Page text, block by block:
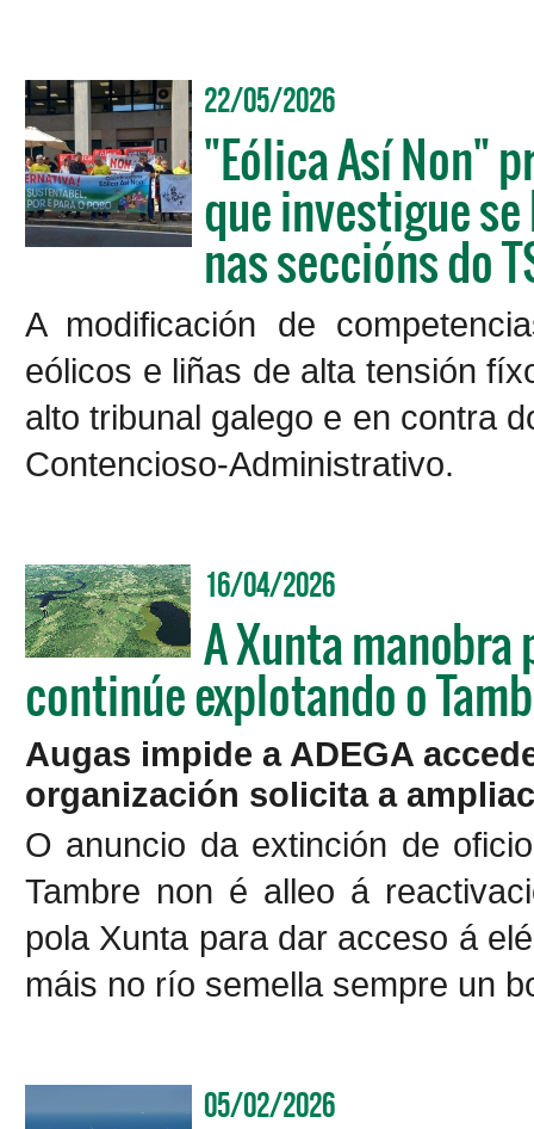
22/05/2026
"Eólica Así Non"
que investigue
nas seccións do
A modificación de
eólicos e liñas de alta tensión
alto tribunal galego e en contra
Contencioso-Administrativo.
16/04/2026
A Xunta
continúe explotando o
Augas impide a ADEGA
organización solicita a
O anuncio da extinción de
Tambre non é alleo á
pola Xunta para dar acceso á
máis no río semella sempre un
05/02/2026